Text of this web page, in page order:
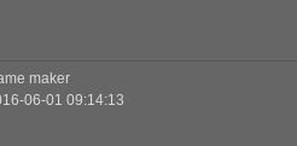
maker
06-01 09:14:13